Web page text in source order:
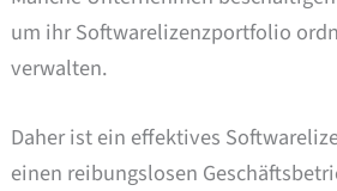
um ihr Softwarelizenzportfolio
verwalten.
Daher ist ein effektives
einen reibungslosen